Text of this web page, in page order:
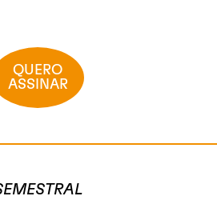
QUERO
ASSINAR